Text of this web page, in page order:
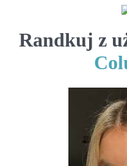
Randkuj z